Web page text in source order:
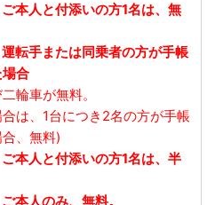
ご本人と付添いの方1名は、無
運転手または同乗者の方が手帳
合
輪車が無料。
合は、1台につき2名の方が手帳
、無料)
ご本人と付添いの方1名は、半
ご本人のみ、無料。